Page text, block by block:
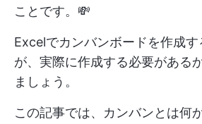
ことです。💸
Excelでカンバンボードを作成
が、実際に作成する必要がある
ましょう。
この記事では、カンバンとは何